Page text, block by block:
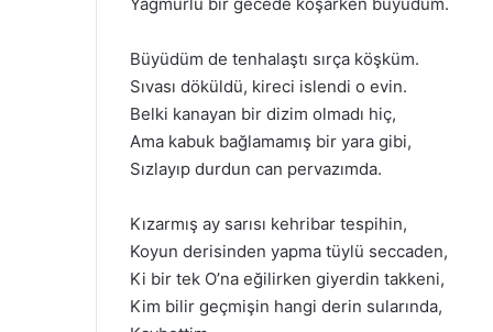
Büyüdüm de tenhalaştı sırça köşküm.
Sıvası döküldü, kireci islendi o evin.
Belki kanayan bir dizim olmadı hiç,
Ama kabuk bağlamamış bir yara gibi,
Sızlayıp durdun can pervazımda.
Kızarmış ay sarısı kehribar tespihin,
Koyun derisinden yapma tüylü seccaden,
Ki bir tek O’na eğilirken giyerdin takkeni,
Kim bilir geçmişin hangi derin sularında,